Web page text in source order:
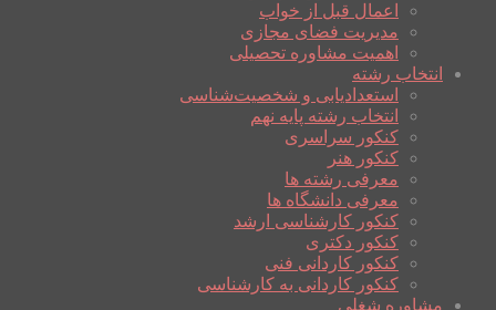
اعمال قبل از خواب
مدیریت فضای مجازی
اهمیت مشاوره تحصیلی
انتخاب رشته
استعدادیابی و شخصیت‌شناسی
انتخاب رشته پایه نهم
کنکور سراسری
کنکور هنر
معرفی رشته ها
معرفی دانشگاه ها
کنکور کارشناسی ارشد
کنکور دکتری
کنکور کاردانی فنی
کنکور کاردانی به کارشناسی
مشاوره شغلی